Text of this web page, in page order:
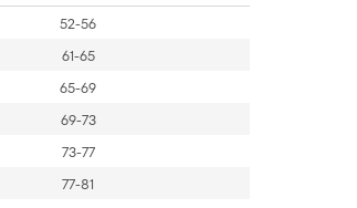
52-56
61-65
65-69
69-73
73-77
77-81